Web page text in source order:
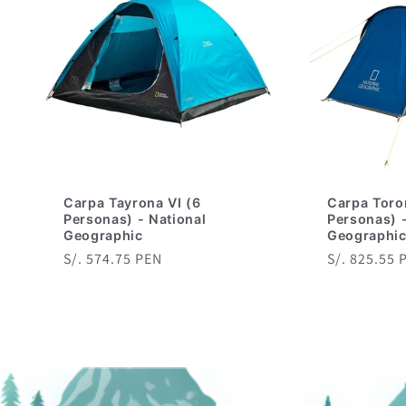
Carpa Tayrona VI (6
Personas) - National
Geographic
Precio
S/. 574.75 PEN
Carpa
Personas)
Geographic
Precio
S/. 825.55